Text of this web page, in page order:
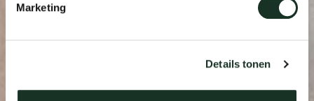
Marketing
Details tonen